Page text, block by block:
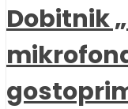
Dobitnik